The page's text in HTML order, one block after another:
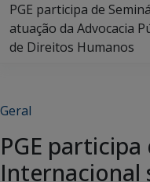
PGE participa de
atuação da Advocacia
de Direitos Humanos
Geral
PGE
Internacional